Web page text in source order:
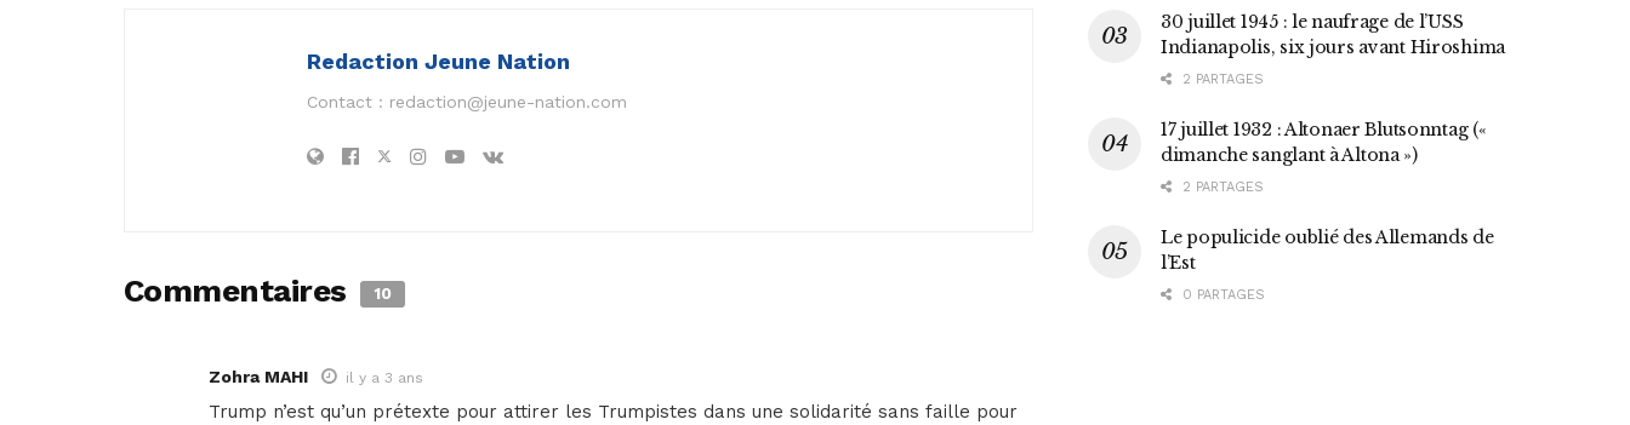
Redaction Jeune Nation
Contact : redaction@jeune-nation.com
Commentaires 10
Zohra MAHI il y a 3 ans
Trump n’est qu’un prétexte pour attirer les Trumpistes dans une solidarité sans faille pour
30 juillet 1945 : le naufrage de l’USS
Indianapolis, six jours avant Hiroshima
2 PARTAGES
17 juillet 1932 : Altonaer Blutsonntag («
dimanche sanglant à Altona »)
2 PARTAGES
Le populicide oublié des Allemands de
l’Est
0 PARTAGES